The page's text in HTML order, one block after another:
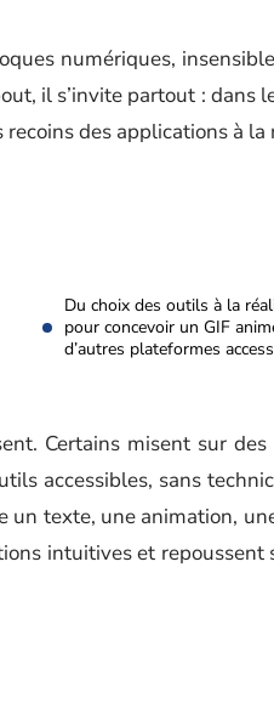
numériques,
il s’invite partout : dans
des applications à la
Du choix des outils à la
pour concevoir un GIF
d’autres plateformes
Certains misent sur
accessibles, sans
texte, une animation,
intuitives et repoussent